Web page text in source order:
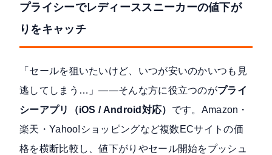
プライシーでレディーススニーカーの値下が
りをキャッチ
「セールを狙いたいけど、いつが安いのかいつも見
逃してしまう…」——そんな方に役立つのがプライ
シーアプリ（iOS / Android対応） です。Amazon・
楽天・Yahoo!ショッピングなど複数ECサイトの価
格を横断比較し、値下がりやセール開始をプッシュ